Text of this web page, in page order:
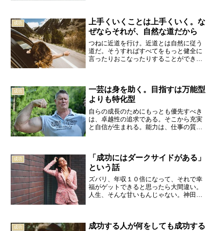
テ度。世の中では、分かり...
成功
上手くいくことは上手くいく。な
ぜならそれが、自然な道だから
つねに近道を行け。近道とは自然に従う
道だ。そうすればすべてをもっと健全に
言ったりおこなったりすることができる
くら頑張ってもぜんぜん目が...
成功
一芸は身を助く。目指すは万能型
よりも特化型
自らの成長のためにもっとも優先すべき
は、卓越性の追求である。そこから充実
と自信が生まれる。能力は、仕事の質を
ありえず、人としての成長...
成功
「成功にはダークサイドがある」
という話
ズバリ、年収１０倍になって、それで幸
福がゲットできると思ったら大間違い。
人生、そんな甘いもんじゃない。神田昌
ンツを購入し、庭付きの家...
成功
成功する人が何をしても成功する